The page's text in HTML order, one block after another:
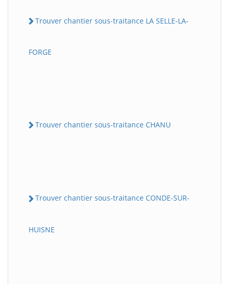
Trouver chantier sous-traitance LA SELLE-LA-
FORGE
Trouver chantier sous-traitance CHANU
Trouver chantier sous-traitance CONDE-SUR-
HUISNE